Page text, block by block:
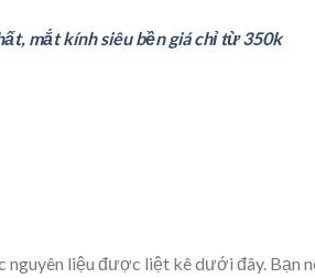
mắt kính siêu bền giá chỉ từ 350k
nguyên liệu được liệt kê dưới đây. Bạn